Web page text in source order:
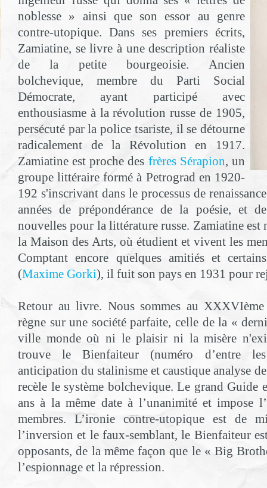
noblesse » ainsi que son essor au genre
contre-utopique. Dans ses premiers écrits,
Zamiatine, se livre à une description réaliste
de la petite bourgeoisie. Ancien
bolchevique, membre du Parti Social
Démocrate, ayant participé avec
enthousiasme à la révolution russe de 1905,
persécuté par la police tsariste, il se détourne
radicalement de la Révolution en 1917.
Zamiatine est proche des frères Sérapion, un
groupe littéraire formé à Petrograd en 1920-
192 s'inscrivant dans le processus de
années de prépondérance de la poésie, et
nouvelles pour la littérature russe. Zamiatine est
la Maison des Arts, où étudient et vivent les
Comptant encore quelques amitiés et
(Maxime Gorki), il fuit son pays en 1931 pour
Retour au livre. Nous sommes au
règne sur une société parfaite, celle de la «
ville monde où ni le plaisir ni la misère
trouve le Bienfaiteur (numéro d’entre
anticipation du stalinisme et caustique analyse
recèle le système bolchevique. Le grand Guide
ans à la même date à l’unanimité et impose
membres. L’ironie contre-utopique est de
l’inversion et le faux-semblant, le Bienfaiteur
opposants, de la même façon que le « Big
l’espionnage et la répression.